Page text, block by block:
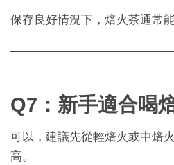
保存良好情況下，焙火茶通常
Q7：新手適合喝
可以，建議先從輕焙火或中焙
高。